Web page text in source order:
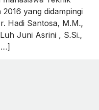
yang didampingi
Hadi Santosa, M.M.,
Juni Asrini , S.Si.,